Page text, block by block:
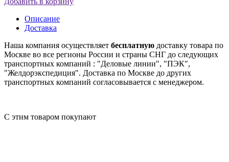
Описание
Доставка
Наша компания осуществляет бесплатную доставку товара по
Москве во все регионы России и страны СНГ до следующих
транспортных компаний : "Деловые линии", "ПЭК",
"Желдорэкспедиция". Доставка по Москве до других
транспортных компаний согласовывается с менеджером.
С этим товаром покупают